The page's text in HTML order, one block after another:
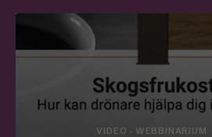
VIDEO - WEBBINARIUM